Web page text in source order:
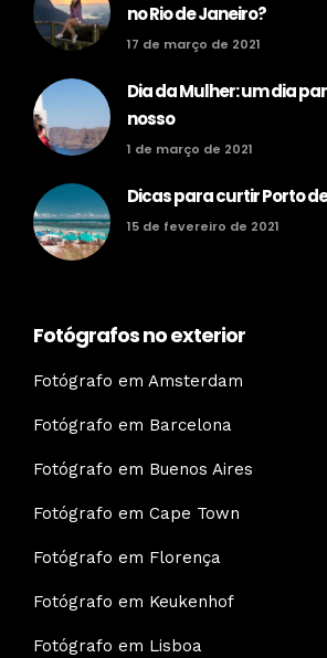
no Rio de Janeiro?
17 de março de 2021
Dia da Mulher: um dia
nosso
1 de março de 2021
Dicas para curtir Porto
15 de fevereiro de 2021
Fotógrafos no exterior
Fotógrafo em Amsterdam
Fotógrafo em Barcelona
Fotógrafo em Buenos Aires
Fotógrafo em Cape Town
Fotógrafo em Florença
Fotógrafo em Keukenhof
Fotógrafo em Lisboa